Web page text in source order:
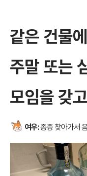
같은 건물
주말 또는
모임을 갖
여우:종종 찾아가서